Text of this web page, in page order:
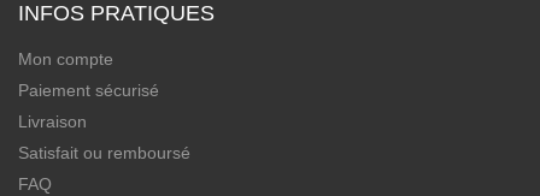
INFOS PRATIQUES
Mon compte
Paiement sécurisé
Livraison
Satisfait ou remboursé
FAQ